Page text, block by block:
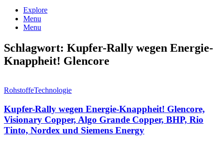
Explore
Menu
Menu
Schlagwort: Kupfer-Rally wegen Energie-
Knappheit! Glencore
RohstoffeTechnologie
Kupfer-Rally wegen Energie-Knappheit! Glencore,
Visionary Copper, Algo Grande Copper, BHP, Rio
Tinto, Nordex und Siemens Energy